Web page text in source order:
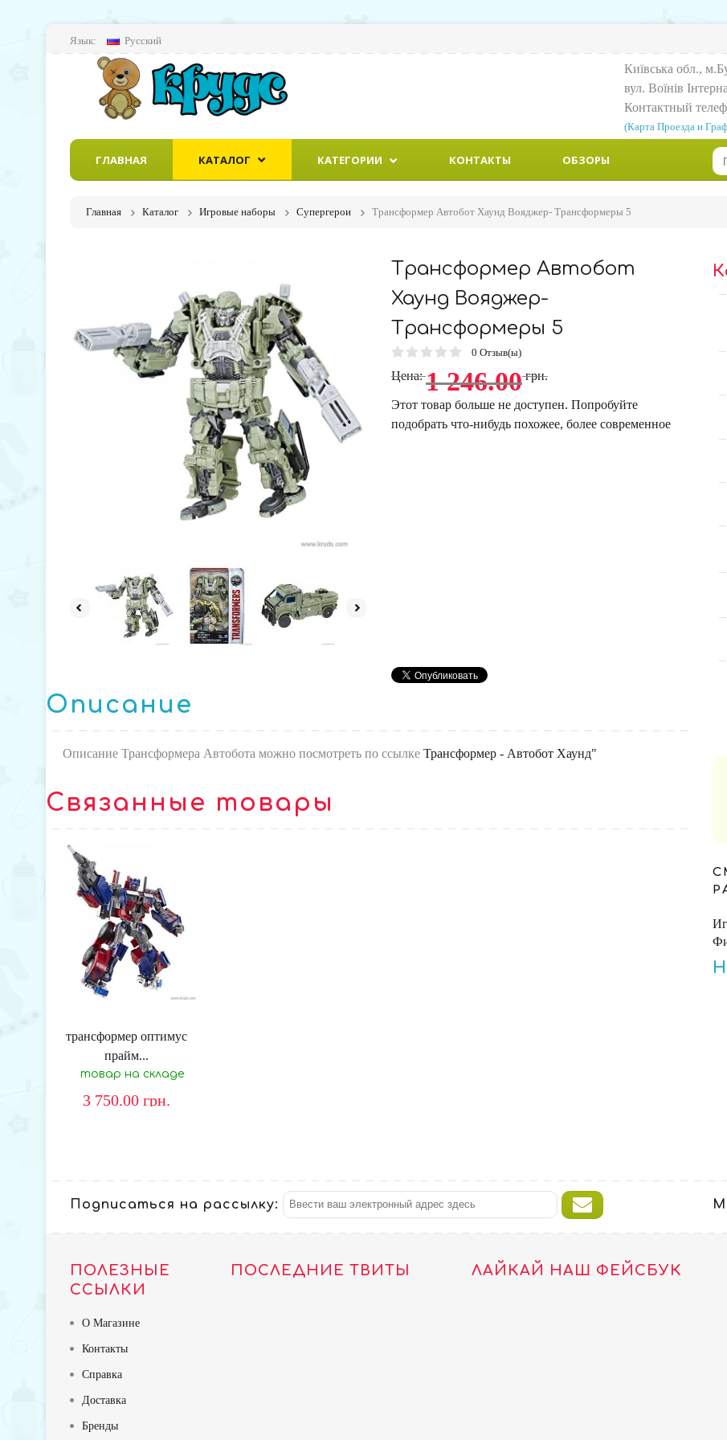
Язык: Русский
Київська обл.,
вул. Воїнiв
Контактный
(Карта Проезда и
ГЛАВНАЯ КАТАЛОГ КАТЕГОРИИ КОНТАКТЫ ОБЗОРЫ
Главная Каталог Игровые наборы Супергерои Трансформер Автобот Хаунд Вояджер- Трансформеры 5
Трансформер Автобот
Хаунд Вояджер-
Трансформеры 5
0 Отзыв(ы)
Цена: 1 246.00 грн.
Этот товар больше не доступен. Попробуйте
подобрать что-нибудь похожее, более современное
Описание
Описание Трансформера Автобота можно посмотреть по ссылке Трансформер - Автобот Хаунд"
Связанные товары
трансформер оптимус
прайм...
товар на складе
3 750.00 грн.
Подписаться на рассылку:
ПОЛЕЗНЫЕ
ССЫЛКИ
О Магазине
Контакты
Справка
Доставка
Бренды
ПОСЛЕДНИЕ ТВИТЫ ЛАЙКАЙ НАШ ФЕЙСБУК